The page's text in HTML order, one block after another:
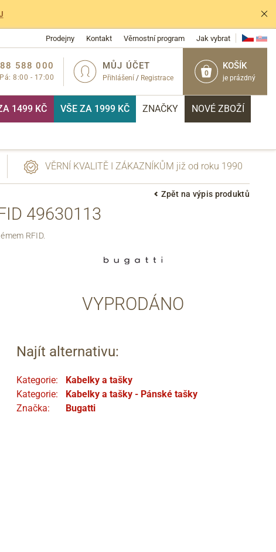
Prodejny Kontakt Věrnostní program Jak vybrat
0
KOŠÍK
je prázdný
MŮJ ÚČET
Přihlášení / Registrace
588 000
8:00 - 17:00
1499 KČ VŠE ZA 1999 KČ ZNAČKY NOVÉ ZBOŽÍ
VĚRNÍ KVALITĚ I ZÁKAZNÍKŮM již od roku 1990
Zpět na výpis produktů
49630113
RFID.
VYPRODÁNO
Najít alternativu:
Kategorie:
Kabelky a tašky
Kategorie:
Kabelky a tašky - Pánské tašky
Značka:
Bugatti